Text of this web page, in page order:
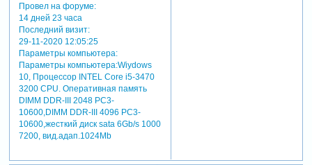
Провел на форуме:
14 дней 23 часа
Последний визит:
29-11-2020 12:05:25
Параметры компьютера:
Параметры компьютера:Wiydows
10, Процессор INTEL Core i5-3470
3200 CРU. Оперативная память
DIMM DDR-III 2048 РC3-
10600,DIMM DDR-III 4096 РC3-
10600,жесткий диск sata 6Gb/s 1000
7200, вид.адап.1024Mb